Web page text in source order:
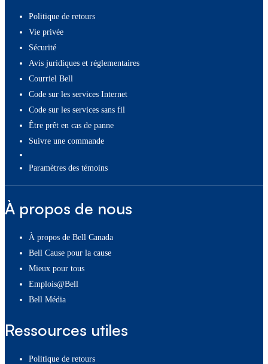
Politique de retours
Vie privée
Sécurité
Avis juridiques et réglementaires
Courriel Bell
Code sur les services Internet
Code sur les services sans fil
Être prêt en cas de panne
Suivre une commande
paramètres des témoins
À propos de nous
À propos de Bell Canada
Bell Cause pour la cause
Mieux pour tous
Emplois@Bell
Bell Média
Ressources utiles
Politique de retours